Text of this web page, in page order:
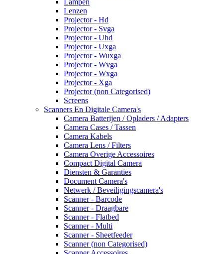
Lenzen
Projector - Hd
Projector - Svga
Projector - Uhd
Projector - Uxga
Projector - Wuxga
Projector - Wvga
Projector - Wxga
Projector - Xga
Projector (non Categorised)
Screens
Scanners En Digitale Camera's
Camera Batterijen / Opladers / Adapters
Camera Cases / Tassen
Camera Kabels
Camera Lens / Filters
Camera Overige Accessoires
Compact Digital Camera
Diensten & Garanties
Document Camera's
Netwerk / Beveiligingscamera's
Scanner - Barcode
Scanner - Draagbare
Scanner - Flatbed
Scanner - Multi
Scanner - Sheetfeeder
Scanner (non Categorised)